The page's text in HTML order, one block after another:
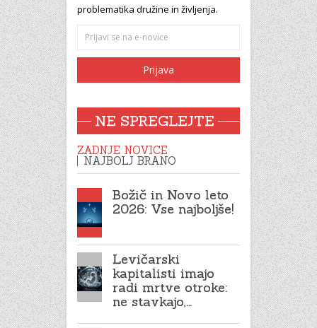
problematika družine in življenja.
NE SPREGLEJTE
ZADNJE NOVICE
NAJBOLJ BRANO
Božič in Novo leto
2026: Vse najboljše!
Levičarski
kapitalisti imajo
radi mrtve otroke:
ne stavkajo,…